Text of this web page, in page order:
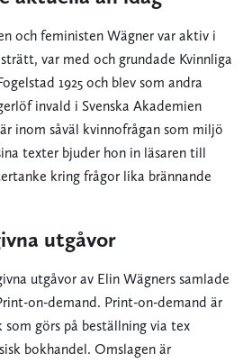
och feministen Wägner var aktiv i
var med och grundade Kvinnliga
1925 och blev som andra
invald i Svenska Akademien
inom såväl kvinnofrågan som miljö
texter bjuder hon in läsaren till
kring frågor lika brännande
utgåvor
utgåvor av Elin Wägners samlade
on-demand. Print-on-demand är
som görs på beställning via tex
bokhandel. Omslagen är